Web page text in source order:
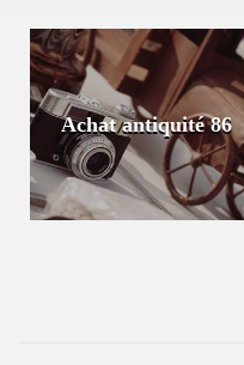
Achat antiquité 86